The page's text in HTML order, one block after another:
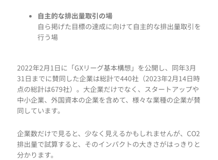
自主的な排出量取引の場
自ら掲げた目標の達成に向けて自主的な排出量取引を
行う場
2022年2月1日に「GXリーグ基本構想」を公開し、同年3月
31日までに賛同した企業は総計で440社（2023年2月14日時
点の総計は679社）。大企業だけでなく、スタートアップや
中小企業、外国資本の企業を含めて、様々な業種の企業が賛
同しています。
企業数だけで見ると、少なく見えるかもしれませんが、CO2
排出量で試算すると、そのインパクトの大きさがはっきりと
分かります。